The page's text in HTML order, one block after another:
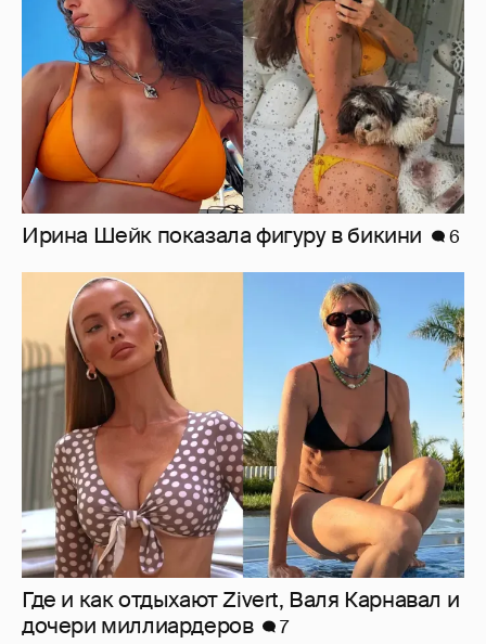
Где и как отдыхают Zivert, Валя Карнавал и
дочери миллиардеров